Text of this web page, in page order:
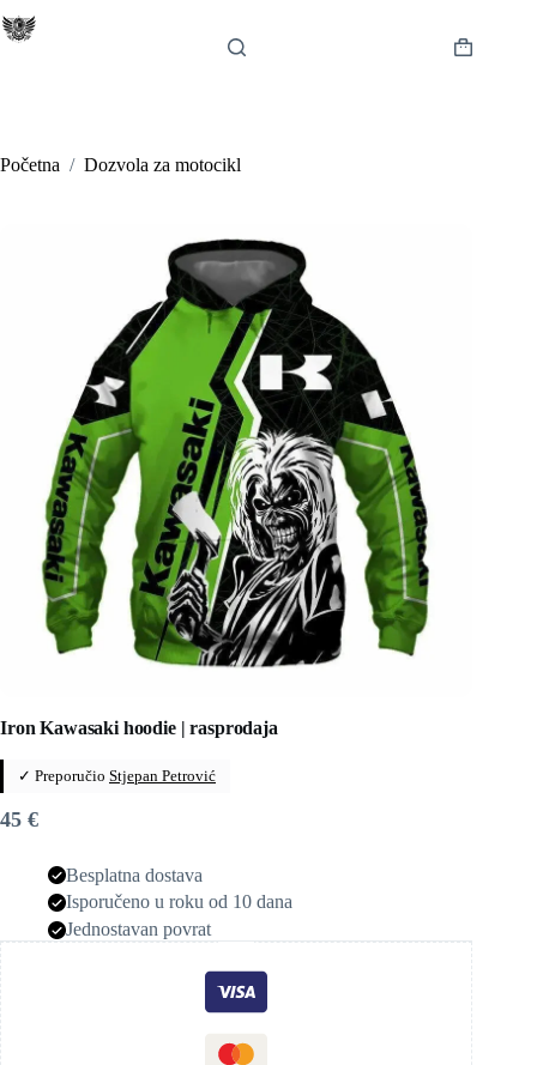
na
Košarica
Početna / Dozvola za motocikl
Iron Kawasaki hoodie | rasprodaja
✓ Preporučio Stjepan Petrović
45 €
Besplatna dostava
Isporučeno u roku od 10 dana
Jednostavan povrat